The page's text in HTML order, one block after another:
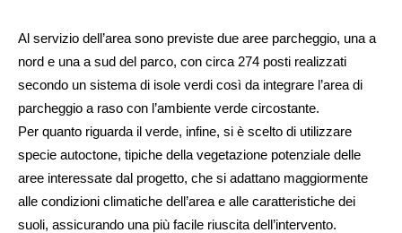
Al servizio dell’area sono previste due aree parcheggio, una a
nord e una a sud del parco, con circa 274 posti realizzati
secondo un sistema di isole verdi così da integrare l’area di
parcheggio a raso con l’ambiente verde circostante.
Per quanto riguarda il verde, infine, si è scelto di utilizzare
specie autoctone, tipiche della vegetazione potenziale delle
aree interessate dal progetto, che si adattano maggiormente
alle condizioni climatiche dell’area e alle caratteristiche dei
suoli, assicurando una più facile riuscita dell’intervento.